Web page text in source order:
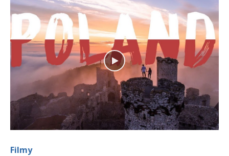
Filmy